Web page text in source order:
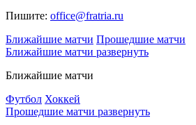
Пишите: office@fratria.ru
Ближайшие матчи Прошедшие матчи
Ближайшие матчи развернуть
Ближайшие матчи
Футбол Хоккей
Прошедшие матчи развернуть